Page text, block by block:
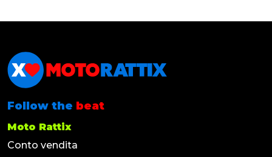
Follow the beat
Moto Rattix
Conto vendita